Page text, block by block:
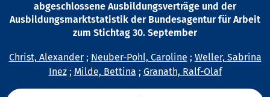
abgeschlossene Ausbildungsverträge und der
Ausbildungsmarktstatistik der Bundesagentur für Arbeit
zum Stichtag 30. September
Christ, Alexander; Neuber-Pohl, Caroline ; Weller, Sabrina
Inez; Milde, Bettina ; Granath, Ralf-Olaf